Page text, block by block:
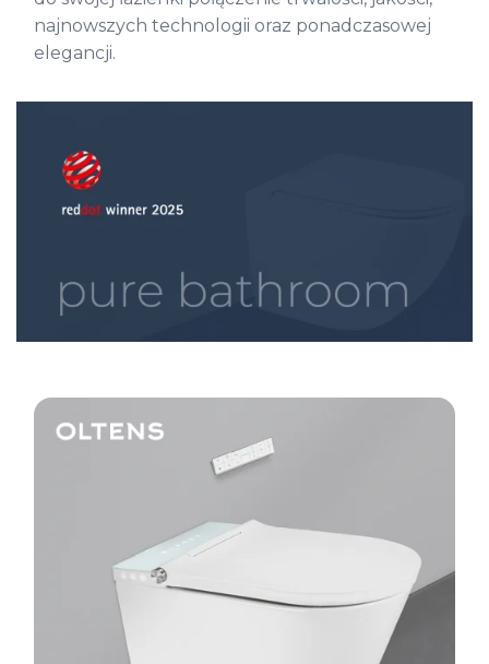
najnowszych technologii oraz ponadczasowej
elegancji.